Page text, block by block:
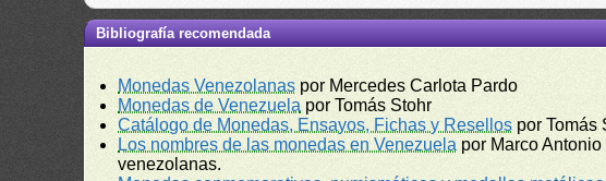
Bibliografía recomendada
Monedas Venezolanas por Mercedes Carlota Pardo
Monedas de Venezuela por Tomás Stohr
Catálogo de Monedas, Ensayos, Fichas y Resellos por Tomás
Los nombres de las monedas en Venezuela por Marco
venezolanas.